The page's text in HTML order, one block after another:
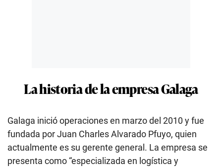
La historia de la empresa Galaga
Galaga inició operaciones en marzo del 2010 y fue
fundada por Juan Charles Alvarado Pfuyo, quien
actualmente es su gerente general. La empresa se
presenta como “especializada en logística y